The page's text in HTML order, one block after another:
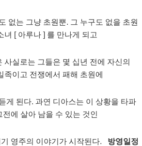
없는 그냥 초원뿐. 그 누구도 없을 초원
녀 [ 아루나 ] 를 만나게 되고
사실로는 그들은 몇 십년 전에 자신의
족이고 전쟁에서 패해 초원에
게 된다. 과연 디아스는 이 상황을 타파
에 살아 남을 수 있는 것인
영주의 이야기가 시작된다.
방영일정